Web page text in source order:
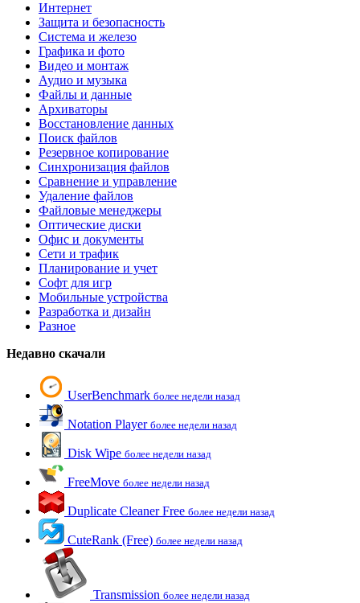
Интернет
Защита и безопасность
Система и железо
Графика и фото
Видео и монтаж
Аудио и музыка
Файлы и данные
Архиваторы
Восстановление данных
Поиск файлов
Резервное копирование
Синхронизация файлов
Сравнение и управление
Удаление файлов
Файловые менеджеры
Оптические диски
Офис и документы
Сети и трафик
Планирование и учет
Софт для игр
Мобильные устройства
Разработка и дизайн
Разное
Недавно скачали
UserBenchmark более недели назад
Notation Player более недели назад
Disk Wipe более недели назад
FreeMove более недели назад
Duplicate Cleaner Free более недели назад
CuteRank (Free) более недели назад
Transmission более недели назад